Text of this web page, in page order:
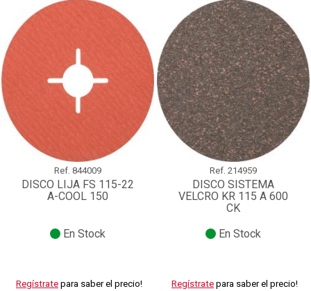
Ref. 844009
DISCO LIJA FS 115-22
A-COOL 150
En Stock
Regístrate para saber el precio!
Ref. 214959
DISCO SISTEMA
VELCRO KR 115 A 600
CK
En Stock
Regístrate para saber el precio!